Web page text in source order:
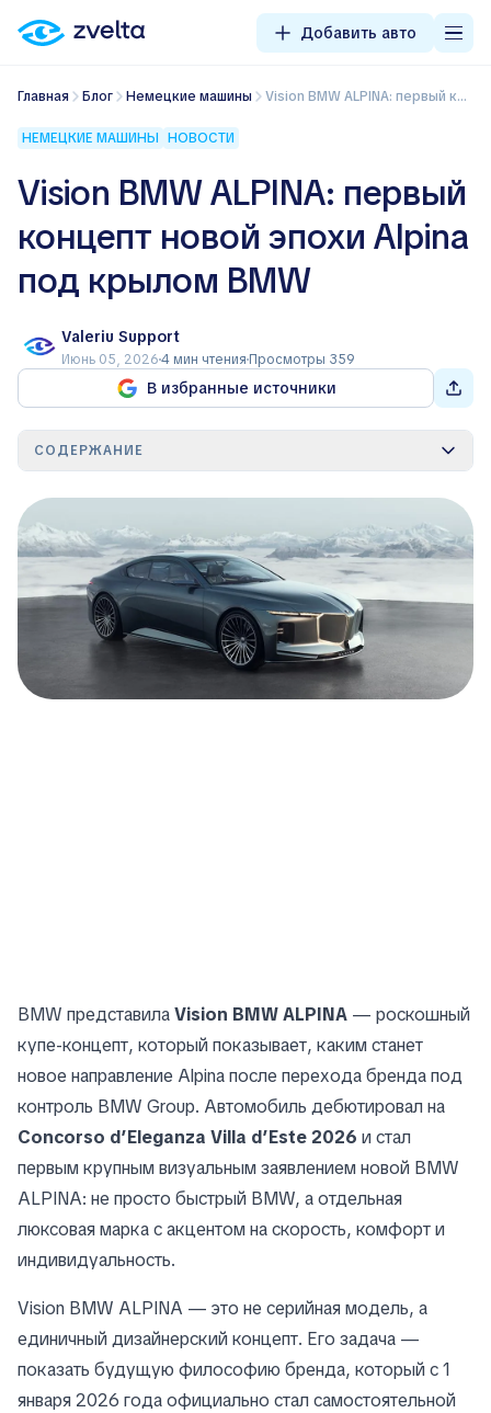
Добавить авто
Главная Блог Немецкие машины Vision BMW ALPINA: первый концепт новой эпохи Alpina под крылом BMW
НЕМЕЦКИЕ МАШИНЫ НОВОСТИ
Vision BMW ALPINA: первый
концепт новой эпохи Alpina
под крылом BMW
Valeriu Support
Июнь 05, 20264 мин чтения Просмотры 359
В избранные источники
СОДЕРЖАНИЕ
BMW представилаVision BMW ALPINA — роскошный
купе-концепт, который показывает, каким станет
новое направление Alpina после перехода бренда под
контроль BMW Group. Автомобиль дебютировал на
Concorso d’Eleganza Villa d’Este 2026 и стал
первым крупным визуальным заявлением новой BMW
ALPINA: не просто быстрый BMW, а отдельная
люксовая марка с акцентом на скорость, комфорт и
индивидуальность.
Vision BMW ALPINA — это не серийная модель, а
единичный дизайнерский концепт. Его задача —
показать будущую философию бренда, который с 1
января 2026 года официально стал самостоятельной